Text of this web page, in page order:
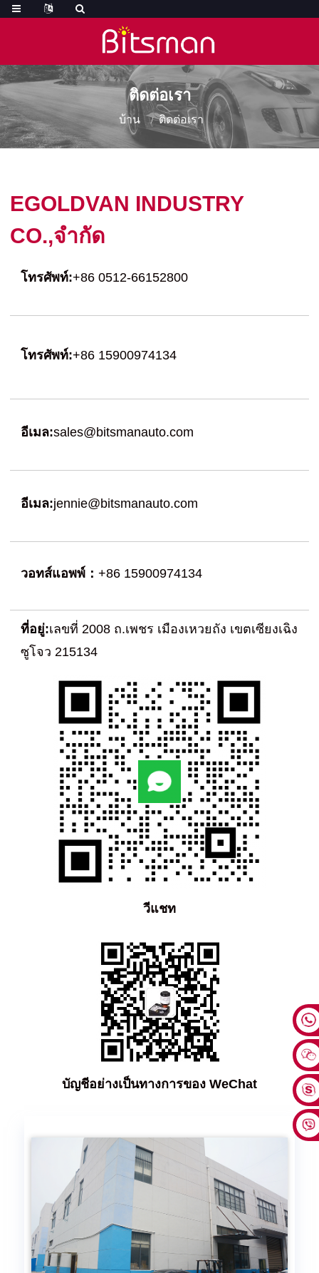
ติดต่อเรา
บ้าน ติดต่อเรา
EGOLDVAN INDUSTRY
CO.,จำกัด
โทรศัพท์:+86 0512-66152800
โทรศัพท์:+86 15900974134
อีเมล:sales@bitsmanauto.com
อีเมล:jennie@bitsmanauto.com
วอทส์แอพพ์：+86 15900974134
ที่อยู่:เลขที่ 2008 ถ.เพชร เมืองเหวยถัง เขตเซียงเฉิง
ซูโจว 215134
วีแชท
บัญชีอย่างเป็นทางการของ WeChat